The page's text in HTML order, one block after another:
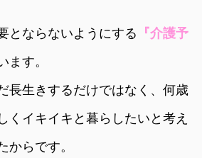
とならないようにする 『介護予
ます。
長生きするだけではなく、何歳
くイキイキと暮らしたいと考え
からです。